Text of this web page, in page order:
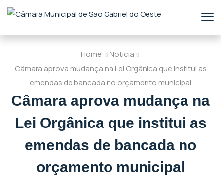
Home
Noticia
Câmara aprova mudança na Lei Orgânica que institui as
emendas de bancada no orçamento municipal
Câmara aprova mudança na
Lei Orgânica que institui as
emendas de bancada no
orçamento municipal